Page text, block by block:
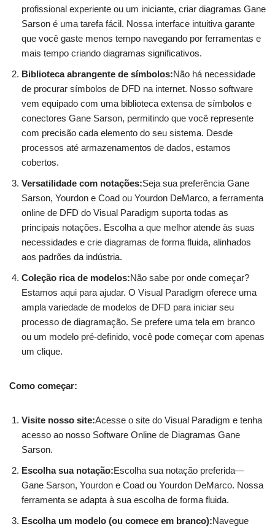
profissional experiente ou um iniciante, criar diagramas Gane
Sarson é uma tarefa fácil. Nossa interface intuitiva garante
que você gaste menos tempo navegando por ferramentas e
mais tempo criando diagramas significativos.
Biblioteca abrangente de símbolos:Não há necessidade
de procurar símbolos de DFD na internet. Nosso software
vem equipado com uma biblioteca extensa de símbolos e
conectores Gane Sarson, permitindo que você represente
com precisão cada elemento do seu sistema. Desde
processos até armazenamentos de dados, estamos
cobertos.
Versatilidade com notações:Seja sua preferência Gane
Sarson, Yourdon e Coad ou Yourdon DeMarco, a ferramenta
online de DFD do Visual Paradigm suporta todas as
principais notações. Escolha a que melhor atende às suas
necessidades e crie diagramas de forma fluida, alinhados
aos padrões da indústria.
Coleção rica de modelos:Não sabe por onde começar?
Estamos aqui para ajudar. O Visual Paradigm oferece uma
ampla variedade de modelos de DFD para iniciar seu
processo de diagramação. Se prefere uma tela em branco
ou um modelo pré-definido, você pode começar com apenas
um clique.
Como começar:
Visite nosso site:Acesse o site do Visual Paradigm e tenha
acesso ao nosso Software Online de Diagramas Gane
Sarson.
Escolha sua notação:Escolha sua notação preferida—
Gane Sarson, Yourdon e Coad ou Yourdon DeMarco. Nossa
ferramenta se adapta à sua escolha de forma fluida.
Escolha um modelo (ou comece em branco):Navegue